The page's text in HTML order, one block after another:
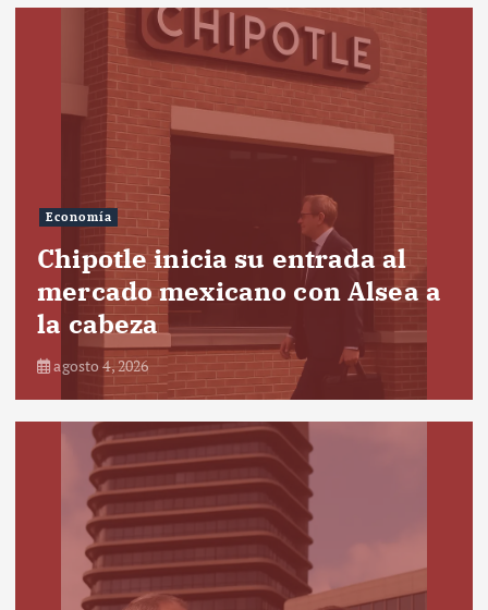
Economía
Chipotle inicia su entrada al
mercado mexicano con Alsea a
la cabeza
agosto 4, 2026